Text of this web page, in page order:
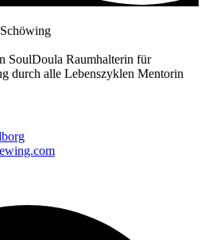
SoulDoula Raumhalterin für
durch alle Lebenszyklen Mentorin